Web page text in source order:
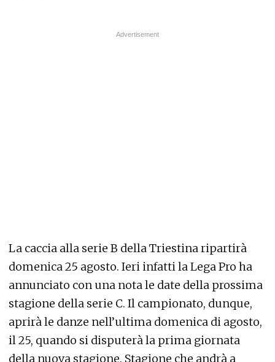
La caccia alla serie B della Triestina ripartirà
domenica 25 agosto. Ieri infatti la Lega Pro ha
annunciato con una nota le date della prossima
stagione della serie C. Il campionato, dunque,
aprirà le danze nell’ultima domenica di agosto,
il 25, quando si disputerà la prima giornata
della nuova stagione. Stagione che andrà a